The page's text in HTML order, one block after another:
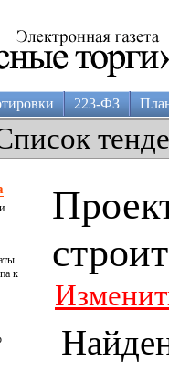
223-ФЗ
к